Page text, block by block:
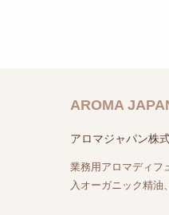
AROMA
アロマジャパン株
業務用アロマディフ
入オーガニック精油